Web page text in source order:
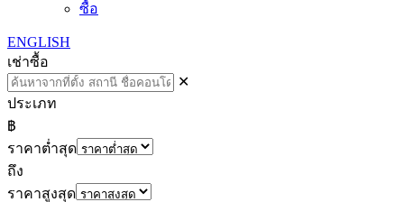
ซื้อ
ENGLISH
เช่าซื้อ
✕
ประเภท
฿
ราคาต่ำสุด
ถึง
ราคาสูงสุด